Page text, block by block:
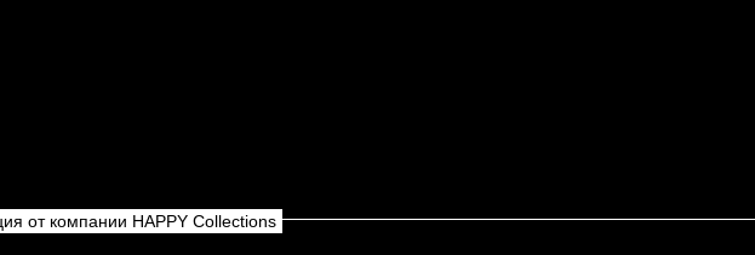
от компании HAPPY Collections